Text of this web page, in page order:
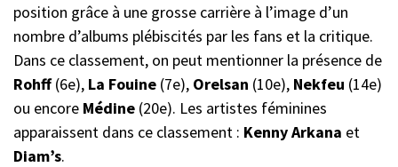
position grâce à une grosse carrière à l’image d’un
nombre d’albums plébiscités par les fans et la critique.
Dans ce classement, on peut mentionner la présence de
Rohff(6e), La Fouine (7e), Orelsan (10e), Nekfeu (14e)
ou encore Médine (20e). Les artistes féminines
apparaissent dans ce classement : Kenny Arkana et
Diam’s.